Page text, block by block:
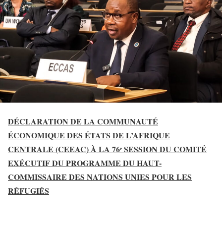
DÉCLARATION DE LA COMMUNAUTÉ
ÉCONOMIQUE DES ÉTATS DE L’AFRIQUE
CENTRALE (CEEAC)À LA 76ᵉ SESSION DU COMITÉ
EXÉCUTIF DU PROGRAMME DU HAUT-
COMMISSAIRE DES NATIONS UNIES POUR LES
RÉFUGIÉS